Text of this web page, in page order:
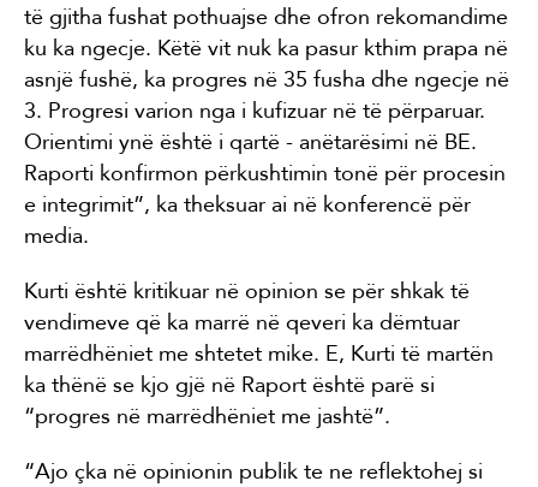
të gjitha fushat pothuajse dhe ofron rekomandime
ku ka ngecje. Këtë vit nuk ka pasur kthim prapa në
asnjë fushë, ka progres në 35 fusha dhe ngecje në
3. Progresi varion nga i kufizuar në të përparuar.
Orientimi ynë është i qartë - anëtarësimi në BE.
Raporti konfirmon përkushtimin tonë për procesin
e integrimit”, ka theksuar ai në konferencë për
media.
Kurti është kritikuar në opinion se për shkak të
vendimeve që ka marrë në qeveri ka dëmtuar
marrëdhëniet me shtetet mike. E, Kurti të martën
ka thënë se kjo gjë në Raport është parë si
“progres në marrëdhëniet me jashtë”.
“Ajo çka në opinionin publik te ne reflektohej si